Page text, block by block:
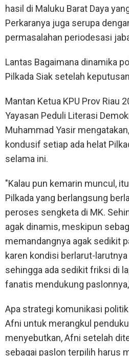
hasil di Maluku Barat Daya
Perkaranya juga serupa
permasalahan periodesasi
Lantas Bagaimana dinamika
Pilkada Siak setelah
Mantan Ketua KPU Prov Riau
Yayasan Peduli Literasi
Muhammad Yasir
kondusif setiap ada helat
selama ini.
"Kalau pun kemarin muncul,
Pilkada yang berlangsung
peroses sengketa di MK.
agak dinamis, meskipun
memandangnya agak sedikit
karen kondisi berlarut-
sehingga ada sedikit friksi di
fanatis mendukung
Apa strategi komunikasi
Afni untuk merangkul
menyebutkan, Afni setelah
sebagai paslon terpilih harus